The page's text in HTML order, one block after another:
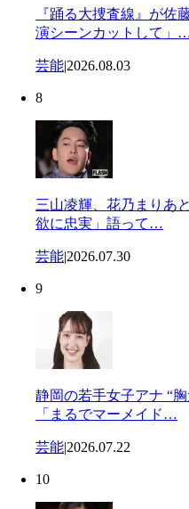
『踊る大捜査線』が佐
演シーンカットして」
芸能|2026.08.03
8
三山凌輝、花乃まりあ
欲に忠実」語って…
芸能|2026.07.30
9
静岡の若手女子アナ “
「まるでマーメイド…
芸能|2026.07.22
10